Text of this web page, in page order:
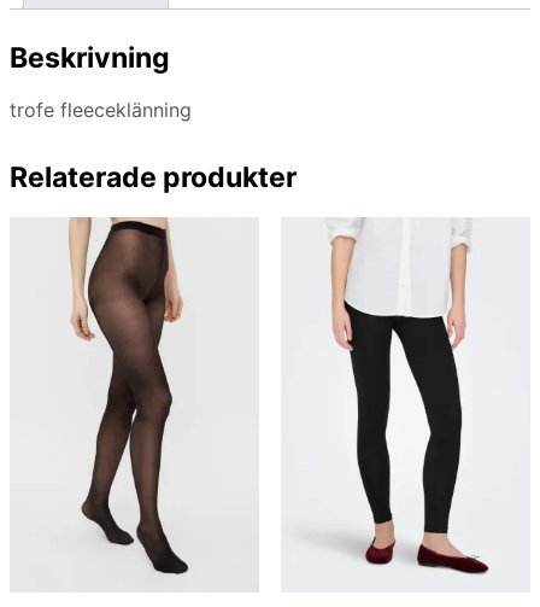
Beskrivning
trofe fleeceklänning
Relaterade produkter